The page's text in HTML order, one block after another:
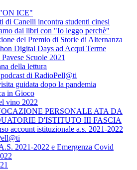
ICE"
di Canelli incontra studenti cinesi
dai libri con "Io leggo perchè"
del Premio di Storie di Alternanza
Digital Days ad Acqui Terme
Scuole 2021
della lettura
di RadioPell@ti
guidata dopo la pandemia
in Gioco
vino 2022
PERSONALE ATA DA
D'ISTITUTO III FASCIA
account istituzionale a.s. 2021-2022
2021-2022 e Emergenza Covid